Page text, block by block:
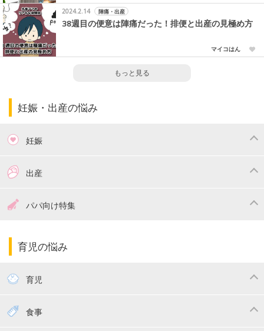
2024.2.14
陣痛・出産
38週目の便意は陣痛だった！排便と出産の見極め方
マイコはん
もっと見る
妊娠・出産の悩み
妊娠
つわり
妊娠中の食事
出産
出産準備パパ向け特集
パパ向け特集
育児の悩み
育児
赤ちゃんのお世話
食事